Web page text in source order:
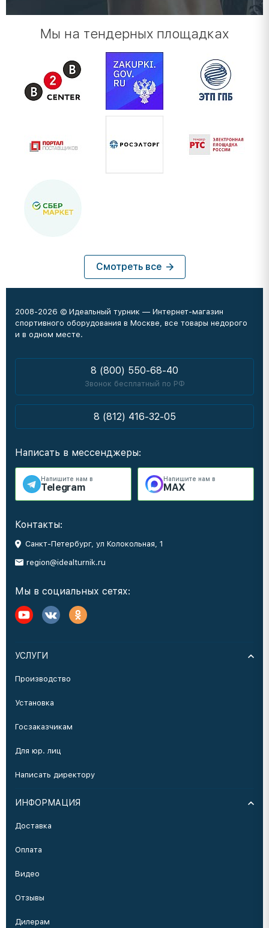
Мы на тендерных площадках
Смотреть все
2008-2026 © Идеальный турник — Интернет-магазин
спортивного оборудования в Москве, все товары недорого
и в одном месте.
8 (800) 550-68-40
Звонок бесплатный по РФ
8 (812) 416-32-05
Написать в мессенджеры:
Напишите нам в
Telegram
Напишите нам в
MAX
Контакты:
Санкт-Петербург, ул Колокольная, 1
region@idealturnik.ru
Мы в социальных сетях:
УСЛУГИ
Производство
Установка
Госзаказчикам
Для юр. лиц
Написать директору
ИНФОРМАЦИЯ
Доставка
Оплата
Видео
Отзывы
Дилерам